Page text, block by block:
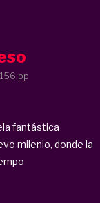
pp
fantástica
milenio, donde la